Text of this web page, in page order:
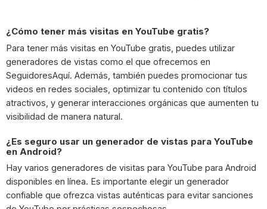
¿Cómo tener más visitas en YouTube gratis?
Para tener más visitas en YouTube gratis, puedes utilizar
generadores de vistas como el que ofrecemos en
SeguidoresAquí. Además, también puedes promocionar tus
videos en redes sociales, optimizar tu contenido con títulos
atractivos, y generar interacciones orgánicas que aumenten tu
visibilidad de manera natural.
¿Es seguro usar un generador de vistas para YouTube
en Android?
Hay varios generadores de visitas para YouTube para Android
disponibles en línea. Es importante elegir un generador
confiable que ofrezca vistas auténticas para evitar sanciones